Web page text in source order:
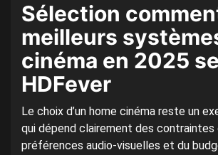
Sélection
meilleurs
cinéma en 2025
HDFever
Le choix d’un home cinéma reste un
qui dépend clairement des contraintes
préférences audio-visuelles et du